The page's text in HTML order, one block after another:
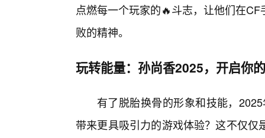
点燃每一个玩家的🔥斗志，让他们在
败的精神。
玩转能量：孙尚香2025，开启你
有了脱胎换骨的形象和技能，
带来更具吸引力的游戏体验？这不仅